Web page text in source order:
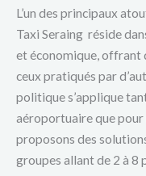
L’un des principaux
Taxi Seraing réside
et économique, offrant
ceux pratiqués par
politique s’applique
aéroportuaire que pour
proposons des
groupes allant de 2 à 8